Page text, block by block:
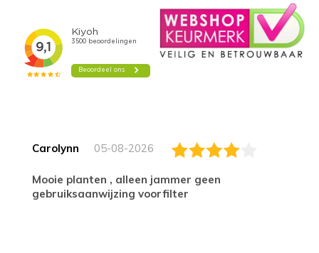
Carolynn 05-08-2026
Mooie planten , alleen jammer geen
gebruiksaanwijzing voorfilter